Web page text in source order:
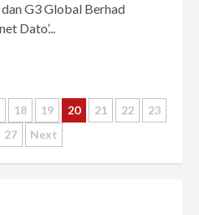
G3 Global Berhad
Dato’...
18 19 20 21 22
23
27 Next